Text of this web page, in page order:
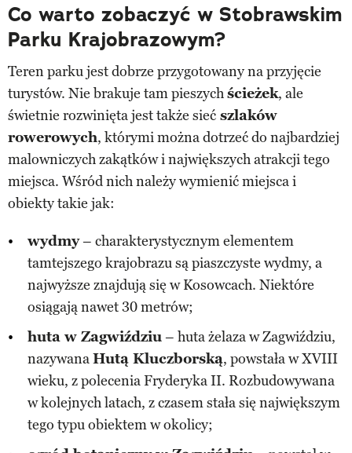
Co warto zobaczyć w Stobrawskim
Parku Krajobrazowym?
Teren parku jest dobrze przygotowany na przyjęcie
turystów. Nie brakuje tam pieszychścieżek, ale
świetnie rozwinięta jest także sieć szlaków
rowerowych, którymi można dotrzeć do najbardziej
malowniczych zakątków i największych atrakcji tego
miejsca. Wśród nich należy wymienić miejsca i
obiekty takie jak:
wydmy– charakterystycznym elementem
tamtejszego krajobrazu są piaszczyste wydmy, a
najwyższe znajdują się w Kosowcach. Niektóre
osiągają nawet 30 metrów;
huta w Zagwiździu– huta żelaza w Zagwiździu,
nazywanaHutą Kluczborską, powstała w XVIII
wieku, z polecenia Fryderyka II. Rozbudowywana
w kolejnych latach, z czasem stała się największym
tego typu obiektem w okolicy;